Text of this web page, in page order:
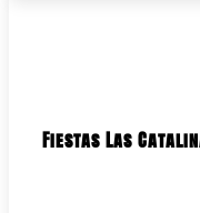
Fiestas Las